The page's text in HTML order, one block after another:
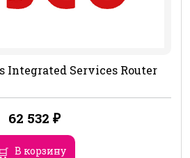
Integrated Services Router
62 532 ₽
В корзину